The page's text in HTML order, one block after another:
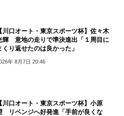
【川口オート・東京スポーツ杯】佐々木
輝 意地の走りで準決進出「１周目に
くり返せたのは良かった」
年 8月7日 20:46
【川口オート・東京スポーツ杯】小原
リベンジへ好発進「手前が良くな